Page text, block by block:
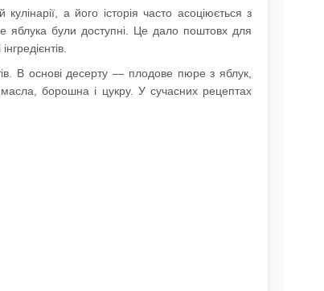
а його історія часто асоціюється з
яблука були доступні. Це дало поштовх для
В основі десерту — плодове пюре з яблук,
борошна і цукру. У сучасних рецептах